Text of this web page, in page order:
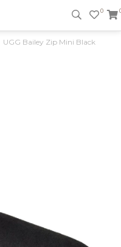
0
UGG Bailey Zip Mini Black